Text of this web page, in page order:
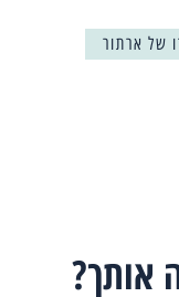
של ארתור
אותך?